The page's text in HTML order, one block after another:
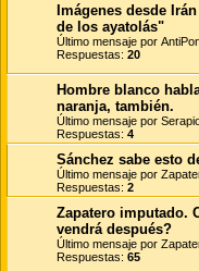
Imágenes desde
de los ayatolás"
Último mensaje por
Respuestas: 20
Hombre blanco
naranja, también.
Último mensaje por
Respuestas: 4
Sánchez sabe esto
Último mensaje por
Respuestas: 2
Zapatero imputado.
vendrá después?
Último mensaje por
Respuestas: 65